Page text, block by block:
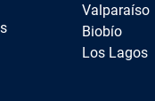
Valparaíso
Biobío
Los Lagos